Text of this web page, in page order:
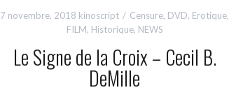
7 novembre, 2018 kinoscript Censure, DVD, Erotique,
FILM, Historique, NEWS
Le Signe de la Croix – Cecil B.
DeMille